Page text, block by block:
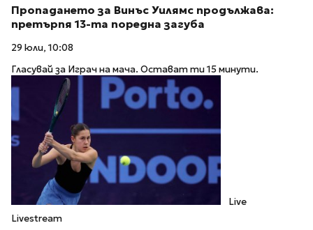
Пропадането за Винъс Уилямс продължава:
претърпя 13-та поредна загуба
29 юли, 10:08
Гласувай за Играч на мача. Остават ти 15 минути.
Live
Livestream